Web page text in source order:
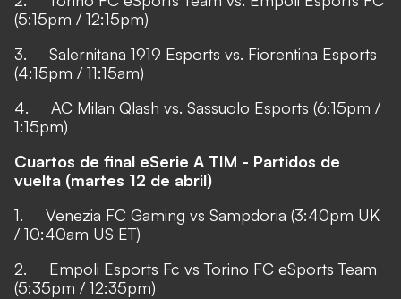
(5:15pm / 12:15pm)
3. Salernitana 1919 Esports vs. Fiorentina Esports
(4:15pm / 11:15am)
4. AC Milan Qlash vs. Sassuolo Esports (6:15pm /
1:15pm)
Cuartos de final eSerie A TIM - Partidos de
vuelta (martes 12 de abril)
1. Venezia FC Gaming vs Sampdoria (3:40pm UK
/ 10:40am US ET)
2. Empoli Esports Fc vs Torino FC eSports Team
(5:35pm / 12:35pm)